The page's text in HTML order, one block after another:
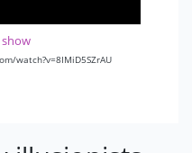
show
watch?v=8IMiD5SZrAU